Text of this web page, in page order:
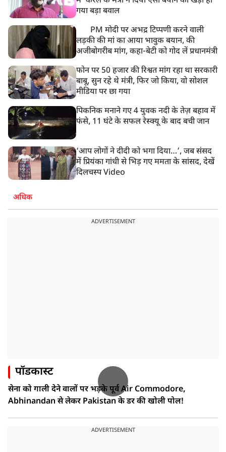
गया बड़ा बवाल
PM मोदी पर अभद्र टिप्पणी करने वाली
लड़की की मां का आया भावुक बयान, की
अजीबोगरीब मांग, कहा-बेटी को गोद लें प्रधानमंत्री
फोन पर 50 हजार की रिश्वत मांग रहा था सरकारी
बाबू, सुन रहे थे मंत्री, फिर जो किया, वो सोशल
मीडिया पर छा गया
पिकनिक मनाने गए 4 युवक नदी के तेज़ बहाव में
फंसे, 11 घंटे के सफल रेस्क्यू के बाद बची जान
‘आप लोगों ने दीदी को भगा दिया…’, जब संसद
में प्रियंका गांधी से भिड़ गए ममता के सांसद, देखें
दिलचस्प Video
अधिक
ADVERTISEMENT
पॉडकास्ट
सेना को गाली देने वालों पर भड़के पूर्व Air Commodore,
Abhinandan से लेकर Pakistan के डर की खोली पोल!
ADVERTISEMENT